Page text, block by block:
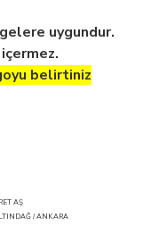
uygundur.
belirtiniz
AŞ
/ ANKARA